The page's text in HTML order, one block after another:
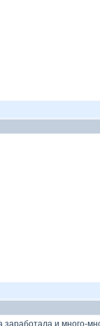
и много-